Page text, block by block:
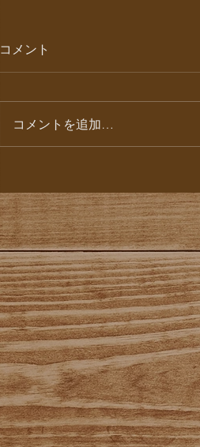
コメント
コメントを追加…